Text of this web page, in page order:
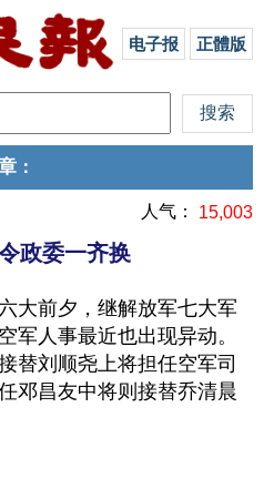
电子报 正體版
：
人气： 15,003
政委一齐换
大前夕，继解放军七大军
军人事最近也出现异动。
替刘顺尧上将担任空军司
邓昌友中将则接替乔清晨